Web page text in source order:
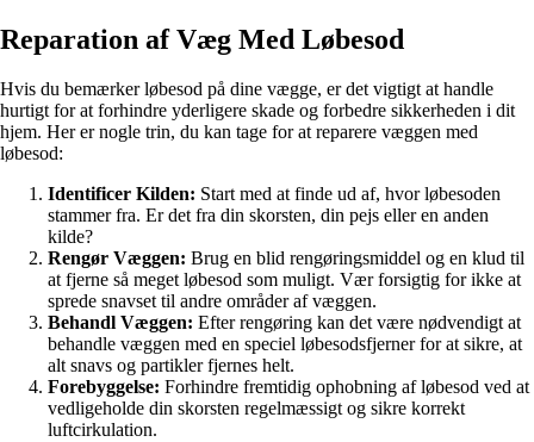
Reparation af Væg Med Løbesod
Hvis du bemærker løbesod på dine vægge, er det vigtigt at handle
hurtigt for at forhindre yderligere skade og forbedre sikkerheden i dit
hjem. Her er nogle trin, du kan tage for at reparere væggen med
løbesod:
Identificer Kilden: Start med at finde ud af, hvor løbesoden
stammer fra. Er det fra din skorsten, din pejs eller en anden
kilde?
Rengør Væggen: Brug en blid rengøringsmiddel og en klud til
at fjerne så meget løbesod som muligt. Vær forsigtig for ikke at
sprede snavset til andre områder af væggen.
Behandl Væggen: Efter rengøring kan det være nødvendigt at
behandle væggen med en speciel løbesodsfjerner for at sikre, at
alt snavs og partikler fjernes helt.
Forebyggelse: Forhindre fremtidig ophobning af løbesod ved at
vedligeholde din skorsten regelmæssigt og sikre korrekt
luftcirkulation.